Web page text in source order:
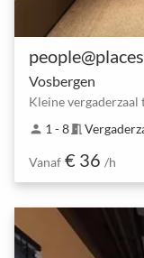
Vosbergen
Kleine
person 1 - 8meeting_room
Vanaf € 36 /h